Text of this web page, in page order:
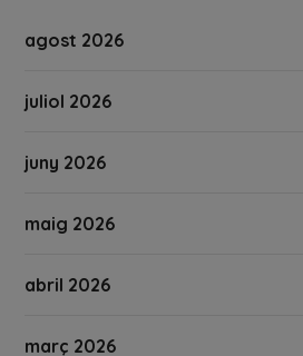
agost 2026
juliol 2026
juny 2026
maig 2026
abril 2026
març 2026